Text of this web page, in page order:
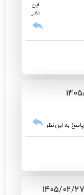
این
نظر
پاسخ به این نظر